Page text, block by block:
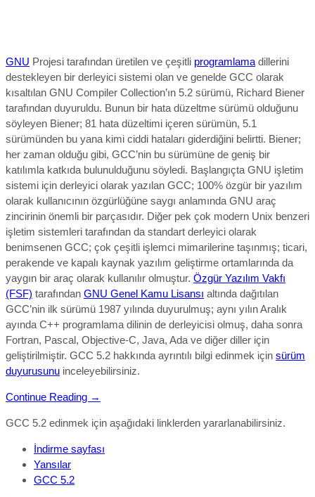
GNU Projesi tarafından üretilen ve çeşitli programlama dillerini
destekleyen bir derleyici sistemi olan ve genelde GCC olarak
kısaltılan GNU Compiler Collection’ın 5.2 sürümü, Richard Biener
tarafından duyuruldu. Bunun bir hata düzeltme sürümü olduğunu
söyleyen Biener; 81 hata düzeltimi içeren sürümün, 5.1
sürümünden bu yana kimi ciddi hataları giderdiğini belirtti. Biener;
her zaman olduğu gibi, GCC’nin bu sürümüne de geniş bir
katılımla katkıda bulunulduğunu söyledi. Başlangıçta GNU işletim
sistemi için derleyici olarak yazılan GCC; 100% özgür bir yazılım
olarak kullanıcının özgürlüğüne saygı anlamında GNU araç
zincirinin önemli bir parçasıdır. Diğer pek çok modern Unix benzeri
işletim sistemleri tarafından da standart derleyici olarak
benimsenen GCC; çok çeşitli işlemci mimarilerine taşınmış; ticari,
perakende ve kapalı kaynak yazılım geliştirme ortamlarında da
yaygın bir araç olarak kullanılır olmuştur. Özgür Yazılım Vakfı
(FSF) tarafından GNU Genel Kamu Lisansı altında dağıtılan
GCC’nin ilk sürümü 1987 yılında duyurulmuş; aynı yılın Aralık
ayında C++ programlama dilinin de derleyicisi olmuş, daha sonra
Fortran, Pascal, Objective-C, Java, Ada ve diğer diller için
geliştirilmiştir. GCC 5.2 hakkında ayrıntılı bilgi edinmek için sürüm
duyurusunu inceleyebilirsiniz.
Continue Reading →
GCC 5.2 edinmek için aşağıdaki linklerden yararlanabilirsiniz.
İndirme sayfası
Yansılar
GCC 5.2